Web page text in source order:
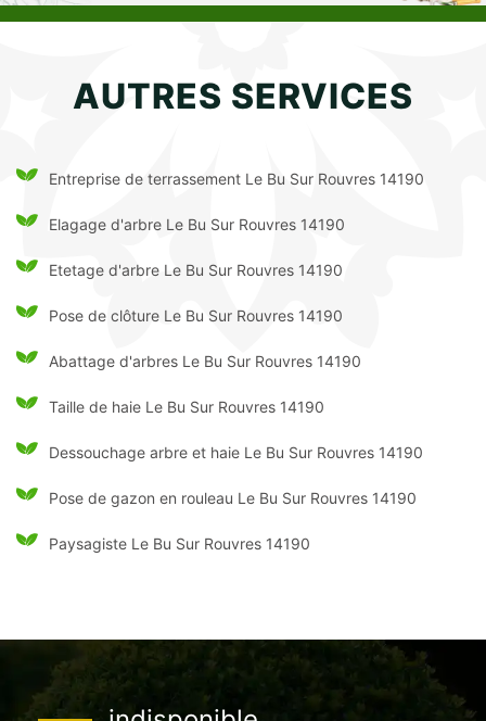
AUTRES SERVICES
Entreprise de terrassement Le Bu Sur Rouvres 14190
Elagage d'arbre Le Bu Sur Rouvres 14190
Etetage d'arbre Le Bu Sur Rouvres 14190
Pose de clôture Le Bu Sur Rouvres 14190
Abattage d'arbres Le Bu Sur Rouvres 14190
Taille de haie Le Bu Sur Rouvres 14190
Dessouchage arbre et haie Le Bu Sur Rouvres 14190
Pose de gazon en rouleau Le Bu Sur Rouvres 14190
Paysagiste Le Bu Sur Rouvres 14190